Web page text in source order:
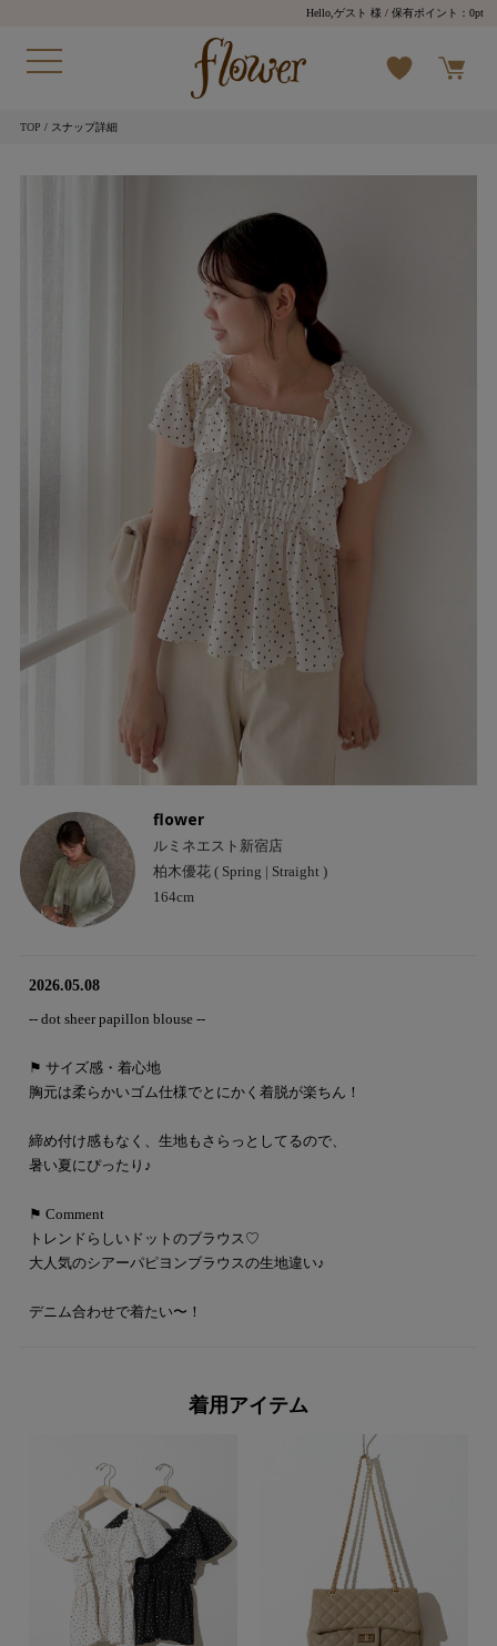
Hello,ゲスト 様 / 保有ポイント：0pt
TOP / スナップ詳細
flower
ルミネエスト新宿店
柏木優花 ( Spring | Straight )
164cm
2026.05.08
-- dot sheer papillon blouse --
⚑ サイズ感・着心地
胸元は柔らかいゴム仕様でとにかく着脱が楽ちん！
締め付け感もなく、生地もさらっとしてるので、
暑い夏にぴったり♪
⚑ Comment
トレンドらしいドットのブラウス♡
大人気のシアーパピヨンブラウスの生地違い♪
デニム合わせで着たい〜！
着用アイテム